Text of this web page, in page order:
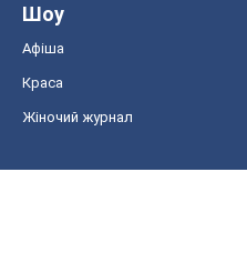
Шоу
Афіша
Краса
Жіночий журнал